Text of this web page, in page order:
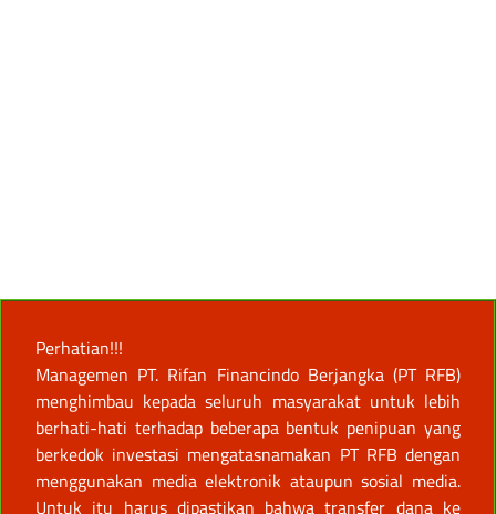
Perhatian!!!
Managemen PT. Rifan Financindo Berjangka (PT RFB)
menghimbau kepada seluruh masyarakat untuk lebih
berhati-hati terhadap beberapa bentuk penipuan yang
berkedok investasi mengatasnamakan PT RFB dengan
menggunakan media elektronik ataupun sosial media.
Untuk itu harus dipastikan bahwa transfer dana ke